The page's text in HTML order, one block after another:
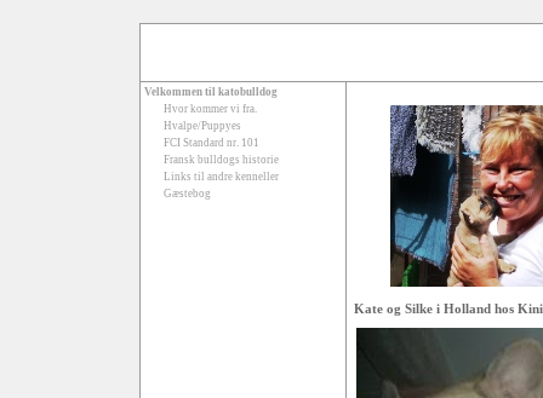
Velkommen til katobulldog
Hvor kommer vi fra.
Hvalpe/Puppyes
FCI Standard nr. 101
Fransk bulldogs historie
Links til andre kenneller
Gæstebog
Kate og Silke i Holland hos